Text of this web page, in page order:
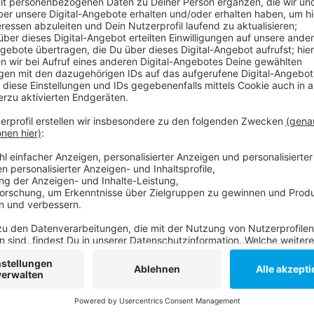
Primär ging es um die Sicherung der Flüssigkeit,
anderen Gefahrgutcontainer. Verletzte und Gefahr
gesamten Einsatzes nicht gegeben, hat uns ein